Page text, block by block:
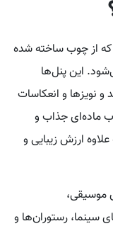
از چوب ساخته شده
این پنل‌ها
نویزها و انعکاسات
ماده‌ای جذاب و
ارزش زیبایی و
موسیقی،
سینما، رستوران‌ها و